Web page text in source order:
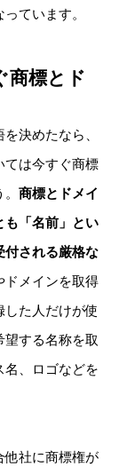
ています。
商標とド
決めたなら、
ては今すぐ商標
商標とドメイ
も「名前」とい
付される厳格な
ドメインを取得
た人だけが使
する名称を取
名、ロゴなどを
他社に商標権が